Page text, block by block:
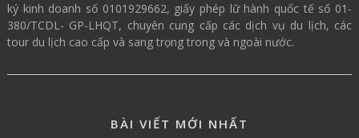
ký kinh doanh số 0101929662, giấy phép lữ hành quốc tế số 01-
380/TCDL- GP-LHQT, chuyên cung cấp các dịch vụ du lịch, các
tour du lịch cao cấp và sang trọng trong và ngoài nước.
BÀI VIẾT MỚI NHẤT